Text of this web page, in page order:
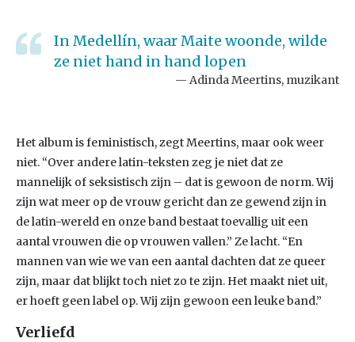
In Medellín, waar Maite woonde, wilde
ze niet hand in hand lopen
Adinda Meertins, muzikant
Het album is feministisch, zegt Meertins, maar ook weer
niet. “Over andere latin-teksten zeg je niet dat ze
mannelijk of seksistisch zijn – dat is gewoon de norm. Wij
zijn wat meer op de vrouw gericht dan ze gewend zijn in
de latin-wereld en onze band bestaat toevallig uit een
aantal vrouwen die op vrouwen vallen.” Ze lacht. “En
mannen van wie we van een aantal dachten dat ze queer
zijn, maar dat blijkt toch niet zo te zijn. Het maakt niet uit,
er hoeft geen label op. Wij zijn gewoon een leuke band.”
Verliefd